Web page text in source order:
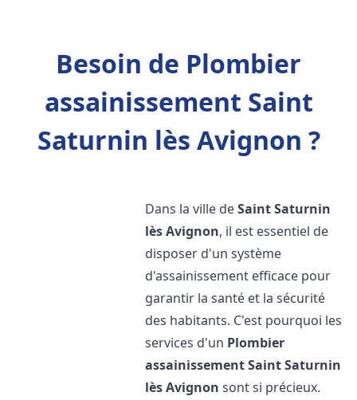
Besoin de Plombier
assainissement Saint
Saturnin lès Avignon ?
Dans la ville deSaint Saturnin
lès Avignon, il est essentiel de
disposer d'un système
d'assainissement efficace pour
garantir la santé et la sécurité
des habitants. C'est pourquoi les
services d'un Plombier
assainissementSaint Saturnin
lès Avignon sont si précieux.